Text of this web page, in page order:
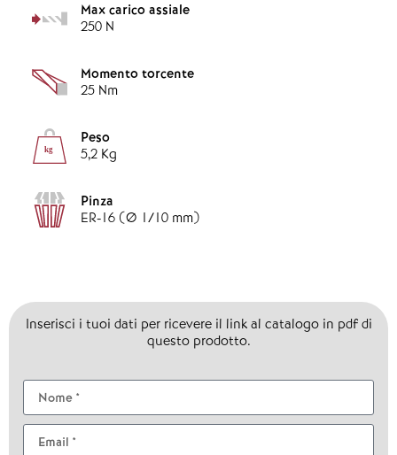
Max carico assiale
250 N
Momento torcente
25 Nm
kg
Peso
5,2 Kg
Pinza
ER-16 (Ø 1/10 mm)
Inserisci i tuoi dati per ricevere il link al catalogo in pdf di
questo prodotto.